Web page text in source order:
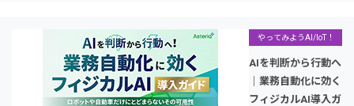
やってみようAI/IoT！
AIを判断から行動へ
｜業務自動化に効く
フィジカルAI導入ガ